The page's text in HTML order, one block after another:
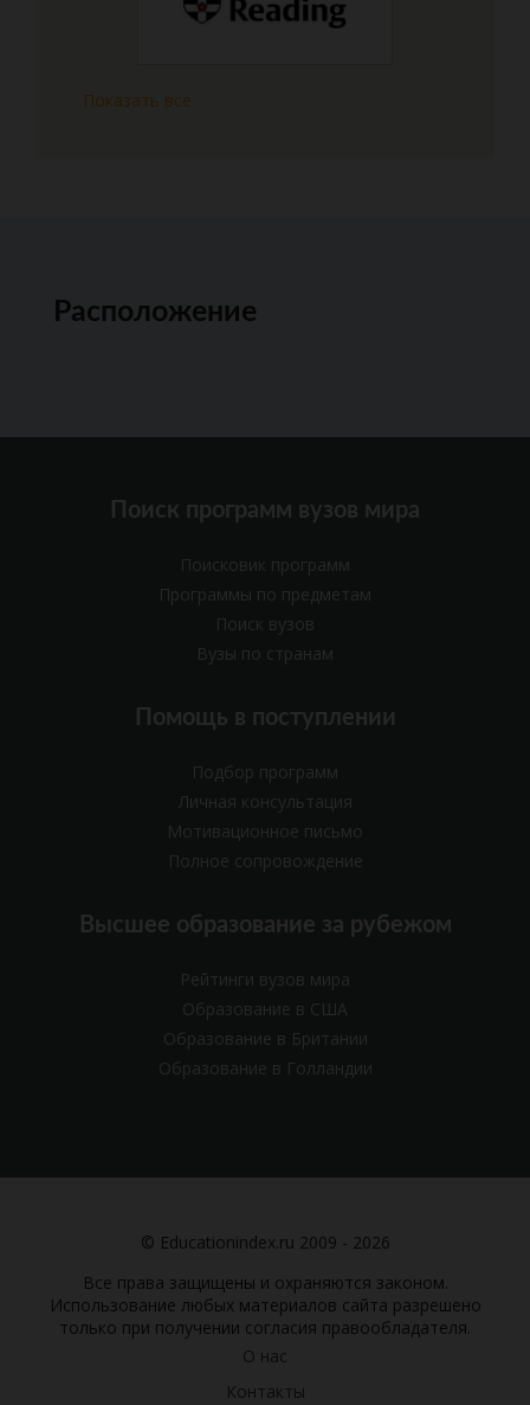
Показать все
Расположение
Поиск программ вузов мира
Поисковик программ
Программы по предметам
Поиск вузов
Вузы по странам
Помощь в поступлении
Подбор программ
Личная консультация
Мотивационное письмо
Полное сопровождение
Высшее образование за рубежом
Рейтинги вузов мира
Образование в США
Образование в Британии
Образование в Голландии
© Educationindex.ru 2009 - 2026
Все права защищены и охраняются законом.
Использование любых материалов сайта разрешено
только при получении согласия правообладателя.
О нас
Контакты